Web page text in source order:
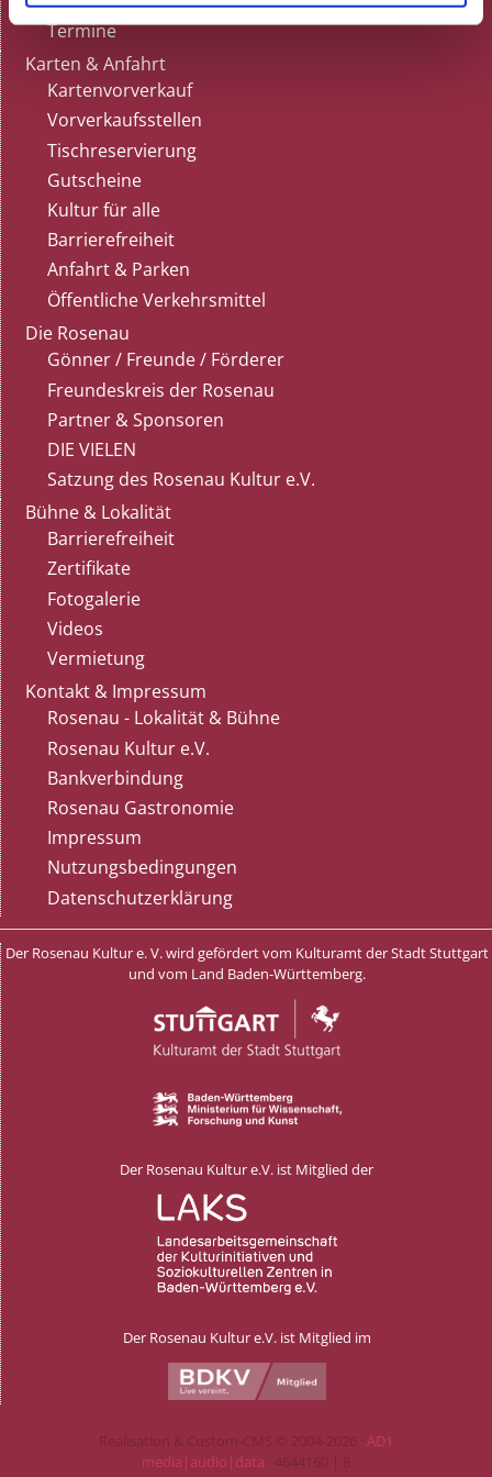
Termine
Karten & Anfahrt
Kartenvorverkauf
Vorverkaufsstellen
Tischreservierung
Gutscheine
Kultur für alle
Barrierefreiheit
Anfahrt & Parken
Öffentliche Verkehrsmittel
Die Rosenau
Gönner / Freunde / Förderer
Freundeskreis der Rosenau
Partner & Sponsoren
DIE VIELEN
Satzung des Rosenau Kultur e.V.
Bühne & Lokalität
Barrierefreiheit
Zertifikate
Fotogalerie
Videos
Vermietung
Kontakt & Impressum
Rosenau - Lokalität & Bühne
Rosenau Kultur e.V.
Bankverbindung
Rosenau Gastronomie
Impressum
Nutzungsbedingungen
Datenschutzerklärung
Der Rosenau Kultur e. V. wird gefördert vom Kulturamt der Stadt Stuttgart
und vom Land Baden-Württemberg.
Der Rosenau Kultur e.V. ist Mitglied der
Der Rosenau Kultur e.V. ist Mitglied im
Realisation & Custom-CMS © 2004-2026 · AD1
media|audio|data · 4644160 | 8